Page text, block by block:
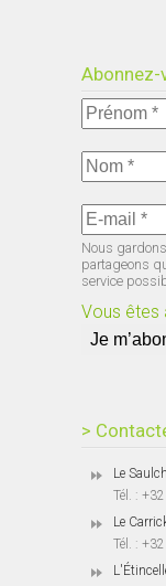
Abonnez-
Nous
partageons
service
Vous êtes
>
Le
Tél. :
Le
Tél. :